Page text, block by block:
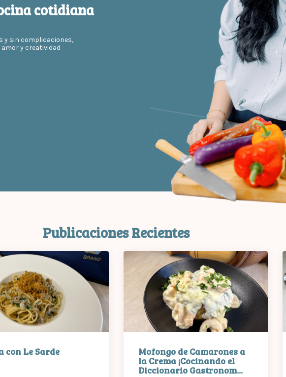
cotidiana
y sin complicaciones,
y creatividad
Publicaciones Recientes
con Le Sarde Mofongo de Camarones a
la Crema ¡Cocinando el
Diccionario Gastronom...